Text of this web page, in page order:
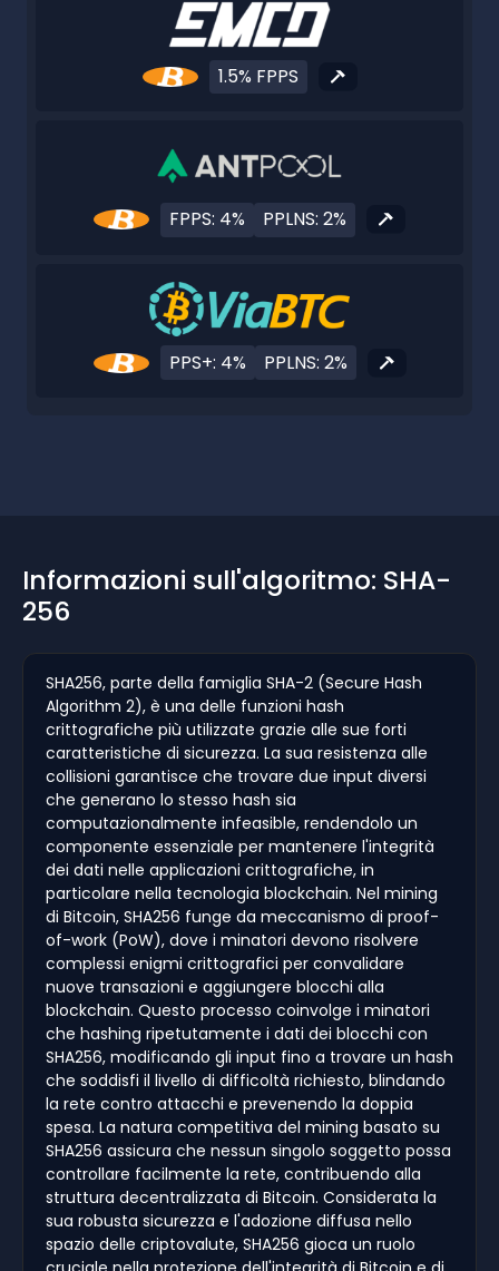
1.5% FPPS
FPPS: 4% PPLNS: 2%
PPS+: 4% PPLNS: 2%
Informazioni sull'algoritmo: SHA-
256
SHA256, parte della famiglia SHA-2 (Secure Hash
Algorithm 2), è una delle funzioni hash
crittografiche più utilizzate grazie alle sue forti
caratteristiche di sicurezza. La sua resistenza alle
collisioni garantisce che trovare due input diversi
che generano lo stesso hash sia
computazionalmente infeasible, rendendolo un
componente essenziale per mantenere l'integrità
dei dati nelle applicazioni crittografiche, in
particolare nella tecnologia blockchain. Nel mining
di Bitcoin, SHA256 funge da meccanismo di proof-
of-work (PoW), dove i minatori devono risolvere
complessi enigmi crittografici per convalidare
nuove transazioni e aggiungere blocchi alla
blockchain. Questo processo coinvolge i minatori
che hashing ripetutamente i dati dei blocchi con
SHA256, modificando gli input fino a trovare un hash
che soddisfi il livello di difficoltà richiesto, blindando
la rete contro attacchi e prevenendo la doppia
spesa. La natura competitiva del mining basato su
SHA256 assicura che nessun singolo soggetto possa
controllare facilmente la rete, contribuendo alla
struttura decentralizzata di Bitcoin. Considerata la
sua robusta sicurezza e l'adozione diffusa nello
spazio delle criptovalute, SHA256 gioca un ruolo